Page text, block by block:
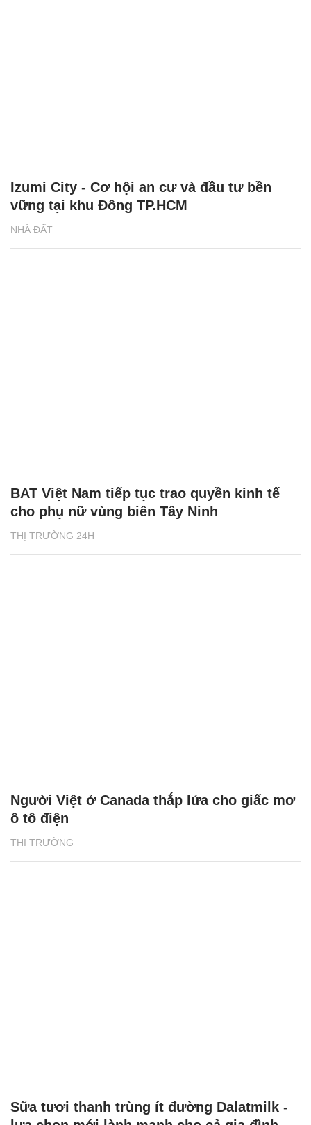
NHÀ ĐẤT
Izumi City - Cơ hội an cư và đầu tư bền
vững tại khu Đông TP.HCM
THỊ TRƯỜNG 24H
BAT Việt Nam tiếp tục trao quyền kinh tế
cho phụ nữ vùng biên Tây Ninh
THỊ TRƯỜNG
Người Việt ở Canada thắp lửa cho giấc mơ
ô tô điện
Sữa tươi thanh trùng ít đường Dalatmilk -